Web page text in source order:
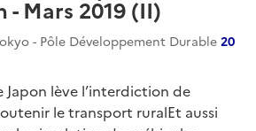
typhon Hagibis, faisant le
et des vulnérabilités mises en
japonais alertent de la
et d'aggravation de ces